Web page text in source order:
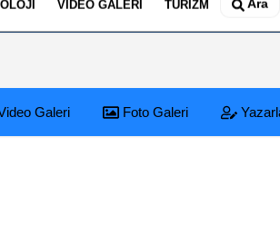
VIDEO GALERI TURIZM Ara
Sitesi'nde Tehlikeli Patlama: Elektrik
Galeri Foto Galeri